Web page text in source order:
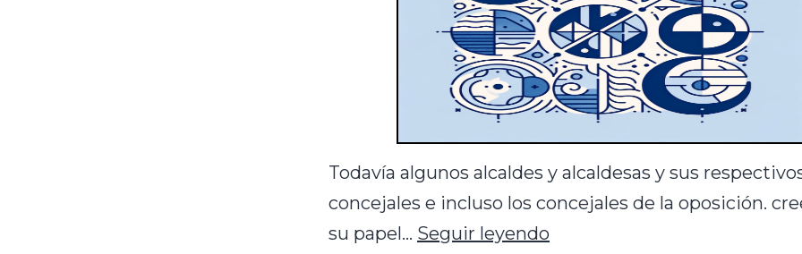
Todavía algunos alcaldes y alcaldesas y sus
concejales e incluso los concejales de la oposición.
su papel… Seguir leyendo